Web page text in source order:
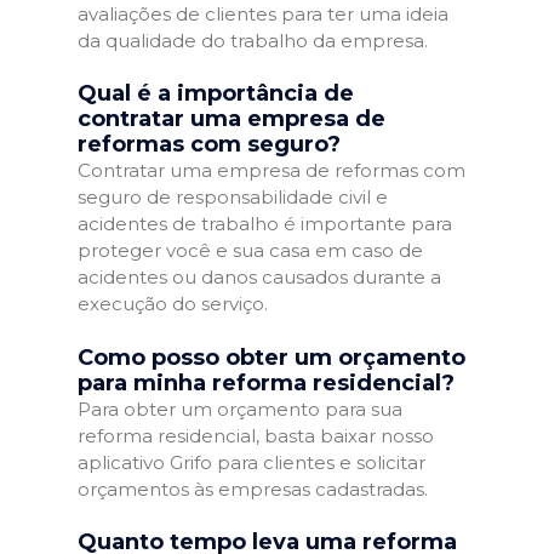
avaliações de clientes para ter uma ideia
da qualidade do trabalho da empresa.
Qual é a importância de
contratar uma empresa de
reformas com seguro?
Contratar uma empresa de reformas com
seguro de responsabilidade civil e
acidentes de trabalho é importante para
proteger você e sua casa em caso de
acidentes ou danos causados durante a
execução do serviço.
Como posso obter um orçamento
para minha reforma residencial?
Para obter um orçamento para sua
reforma residencial, basta baixar nosso
aplicativo Grifo para clientes e solicitar
orçamentos às empresas cadastradas.
Quanto tempo leva uma reforma